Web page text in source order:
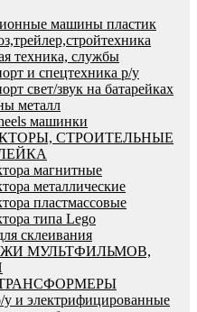
машины пластик
техника, службы
и спецтехника р/у
свет/звук на батарейках
металл
машинки
СТРОИТЕЛЬНЫЕ
магнитные
металлические
пластмассовые
типа Lego
склеивания
МУЛЬТФИЛЬМОВ,
у и электрифицированные